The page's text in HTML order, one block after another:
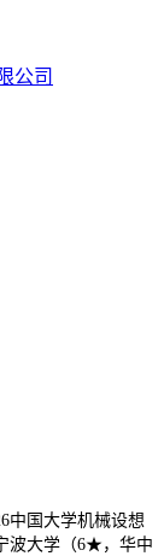
国大学机械设想
波大学（6★，华中